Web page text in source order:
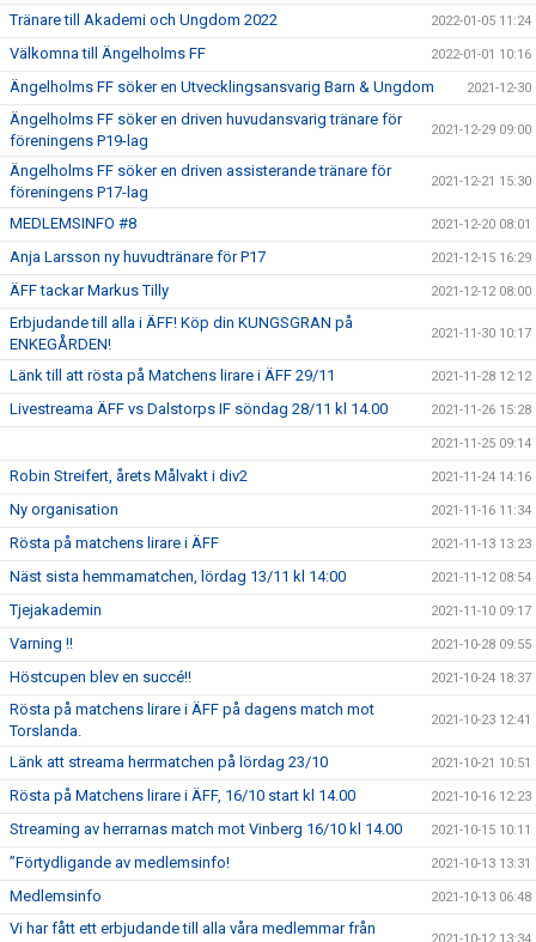
Tränare till Akademi och Ungdom 2022 2022-01-05 11:24
Välkomna till Ängelholms FF 2022-01-01 10:16
Ängelholms FF söker en Utvecklingsansvarig Barn & Ungdom 2021-12-30
Ängelholms FF söker en driven huvudansvarig tränare för
föreningens P19-lag
2021-12-29 09:00
Ängelholms FF söker en driven assisterande tränare för
föreningens P17-lag
2021-12-21 15:30
MEDLEMSINFO #8 2021-12-20 08:01
Anja Larsson ny huvudtränare för P17 2021-12-15 16:29
ÄFF tackar Markus Tilly 2021-12-12 08:00
Erbjudande till alla i ÄFF! Köp din KUNGSGRAN på
ENKEGÅRDEN!
2021-11-30 10:17
Länk till att rösta på Matchens lirare i ÄFF 29/11 2021-11-28 12:12
Livestreama ÄFF vs Dalstorps IF söndag 28/11 kl 14.00 2021-11-26 15:28
2021-11-25 09:14
Robin Streifert, årets Målvakt i div2 2021-11-24 14:16
Ny organisation 2021-11-16 11:34
Rösta på matchens lirare i ÄFF 2021-11-13 13:23
Näst sista hemmamatchen, lördag 13/11 kl 14:00 2021-11-12 08:54
Tjejakademin 2021-11-10 09:17
Varning !! 2021-10-28 09:55
Höstcupen blev en succé!! 2021-10-24 18:37
Rösta på matchens lirare i ÄFF på dagens match mot
Torslanda.
2021-10-23 12:41
Länk att streama herrmatchen på lördag 23/10 2021-10-21 10:51
Rösta på Matchens lirare i ÄFF, 16/10 start kl 14.00 2021-10-16 12:23
Streaming av herrarnas match mot Vinberg 16/10 kl 14.00 2021-10-15 10:11
”Förtydligande av medlemsinfo! 2021-10-13 13:31
Medlemsinfo 2021-10-13 06:48
Vi har fått ett erbjudande till alla våra medlemmar från